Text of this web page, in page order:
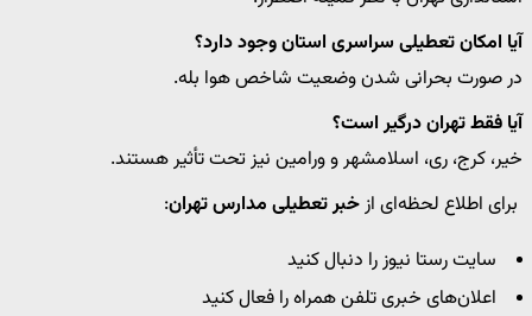
آیا امکان تعطیلی سراسری استان وجود دارد؟
در صورت بحرانی شدن وضعیت شاخص هوا بله.
آیا فقط تهران درگیر است؟
خیر، کرج، ری، اسلامشهر و ورامین نیز تحت تأثیر هستند.
برای اطلاع لحظه‌ای ازخبر تعطیلی مدارس تهران:
سایت رستا نیوز را دنبال کنید
اعلان‌های خبری تلفن همراه را فعال کنید